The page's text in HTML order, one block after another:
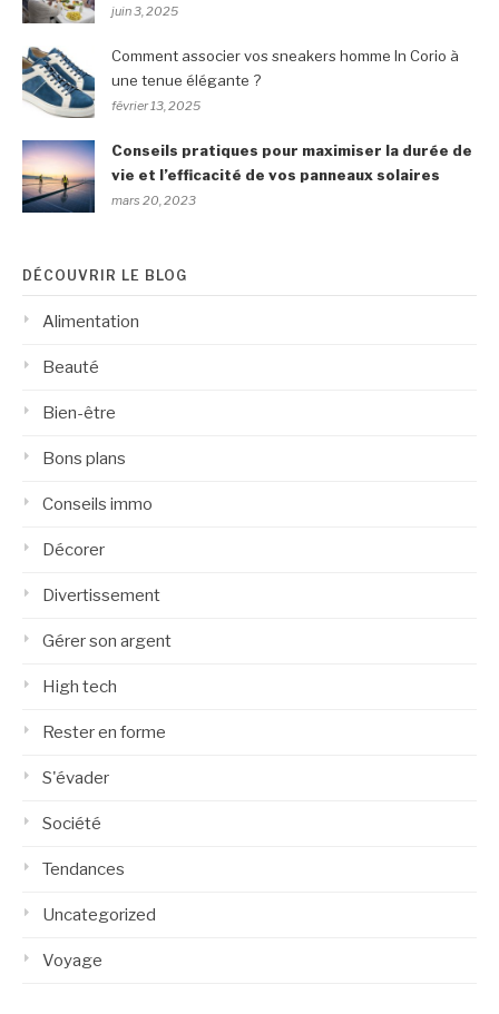
juin 3, 2025
Comment associer vos sneakers homme In Corio à
une tenue élégante ?
février 13, 2025
Conseils pratiques pour maximiser la durée de
vie et l’efficacité de vos panneaux solaires
mars 20, 2023
DÉCOUVRIR LE BLOG
Alimentation
Beauté
Bien-être
Bons plans
Conseils immo
Décorer
Divertissement
Gérer son argent
High tech
Rester en forme
S'évader
Société
Tendances
Uncategorized
Voyage